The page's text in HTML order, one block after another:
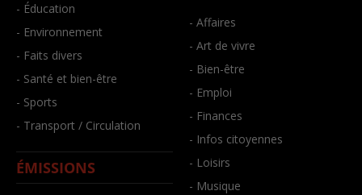
- Éducation
- Environnement
- Faits divers
- Santé et bien-être
- Sports
- Transport / Circulation
ÉMISSIONS
- Affaires
- Art de vivre
- Bien-être
- Emploi
- Finances
- Infos citoyennes
- Loisirs
- Musique